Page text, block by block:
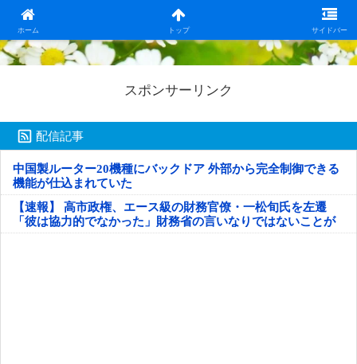
ホーム トップ サイドバー
日本第一！ニュース録
スポンサーリンク
配信記事
中国製ルーター20機種にバックドア 外部から完全制御できる
機能が仕込まれていた
【速報】 高市政権、エース級の財務官僚・一松旬氏を左遷
「彼は協力的でなかった」財務省の言いなりではないことが
判明